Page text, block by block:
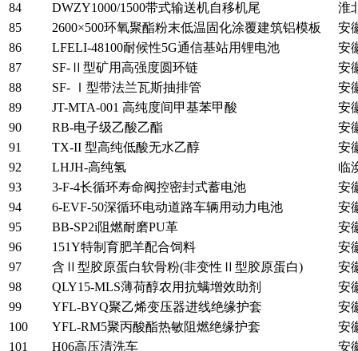
84
DWZY1000/1500带式输送机自移机尾
淮
85
2600×500环氧聚酯粉末低温固化涂覆建筑铝模板
安
86
LFELI-48100耐候性5G通信基站用锂电池
安
87
SF-Ⅱ型矿用高强度圆环链
安
88
SF- Ⅰ型带法兰瓦斯抽排管
安
89
JT-MTA-001 高纯度间甲基苯甲酸
安
90
RB-电子级乙酸乙酯
安
91
TX-II 型高纯低酸无水乙醇
安
92
LHJH-高纯氢
临
93
3-F-4长循环寿命阀控密封式蓄电池
安
94
6-EVF-50深循环电动道路车辆用动力电池
安
95
BB-SP2i阻燃耐磨PU革
安
96
151Y特制育肥羊配合饲料
安
97
含Ⅱ型胶原蛋白软骨粉(非变性Ⅱ型胶原蛋白)
安
98
QLY15-MLS薄荷醇农用抗螨增效助剂
安
99
YFL-BYQ聚乙烯变压器进线绝缘护套
安
100
YFL-RM5聚丙酸酯热敏阻燃绝缘护套
安
101
H06高压清洗车
安